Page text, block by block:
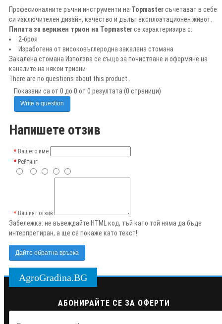
Професионалните ръчни инструменти на Topmasterсъчетават в себе
си изключителен дизайн, качество и дълъг експлоатационен живот.
Пилата за верижен трион на Topmasterсе характеризира с:
2-броя
Изработена от високовъглеродна закалена стомана
Закалена стомана Използва се също за почистване и оформяне на
каналите на някои триони
There are no questions about this product..
Показани са от 0 до 0 от 0 резултата (0 страници)
Write a question
Напишете отзив
Вашето име
Рейтинг
Вашият отзив
Забележка: не въвеждайте HTML код, тъй като той няма да бъде
интерпретиран, а ще се покаже като текст!
Дайте обратна връзка
AgroGradina.BG
АБОНИРАЙТЕ СЕ ЗА ОФЕРТИ